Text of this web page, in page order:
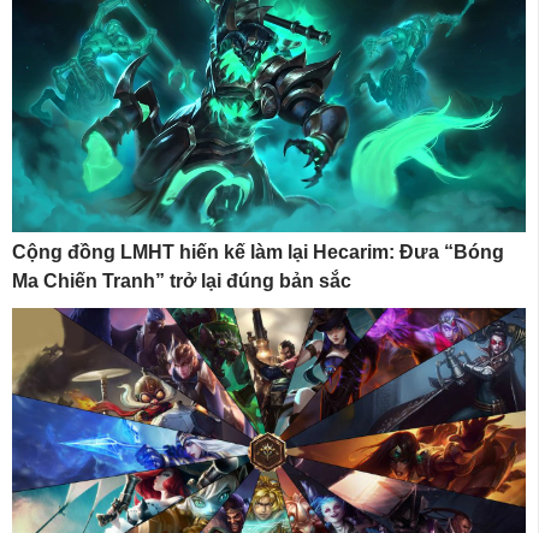
Cộng đồng LMHT hiến kế làm lại Hecarim: Đưa “Bóng
Ma Chiến Tranh” trở lại đúng bản sắc